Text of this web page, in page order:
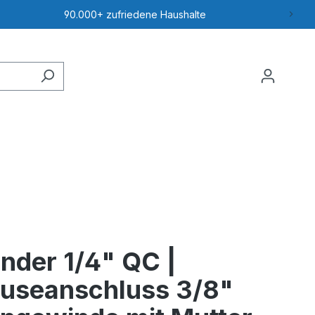
99,5% der Schadstoffe entfernt
1/4" QC |
3/8"